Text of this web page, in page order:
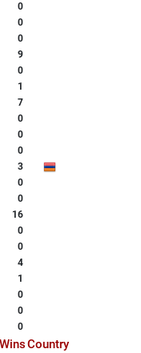
0
0
0
9
0
1
7
0
0
0
3
0
0
16
0
0
4
1
0
0
0
WinsCountry